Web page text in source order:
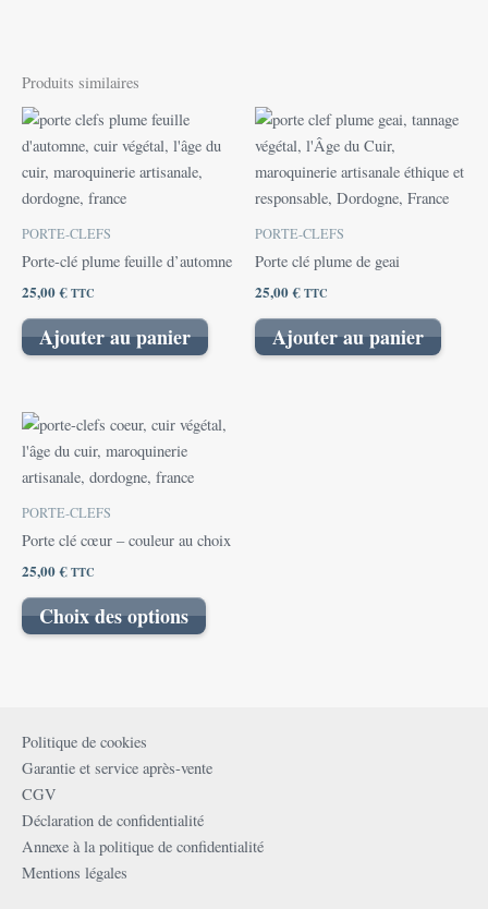
Produits similaires
PORTE-CLEFS
Porte-clé plume feuille d’automne
25,00€TTC
Ajouter au panier
PORTE-CLEFS
Porte clé plume de geai
25,00€TTC
Ajouter au panier
PORTE-CLEFS
Porte clé cœur – couleur au choix
25,00€TTC
Choix des options
Ce
peuvent
être
du
Politique de cookies
Garantie et service après-vente
CGV
Déclaration de confidentialité
Annexe à la politique de confidentialité
Mentions légales